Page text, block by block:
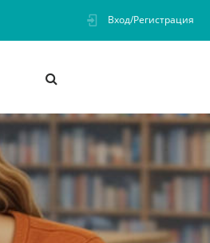
Вход/Регистрация